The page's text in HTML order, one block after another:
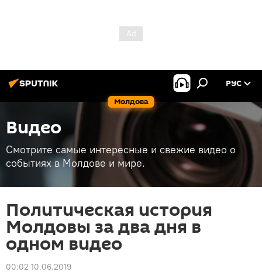
Молдова
РУС
Видео
Смотрите самые интересные и свежие видео о
событиях в Молдове и мире.
Политическая история
Молдовы за два дня в
одном видео
00:02 10.06.2019